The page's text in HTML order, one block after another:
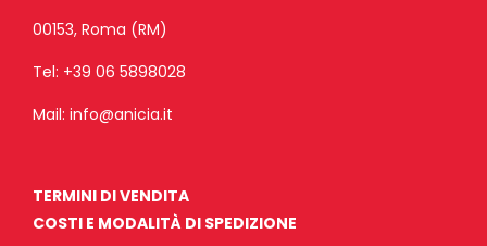
00153, Roma (RM)
Tel: +39 06 5898028
Mail: info@anicia.it
TERMINI DI VENDITA
COSTI E MODALITÀ DI SPEDIZIONE